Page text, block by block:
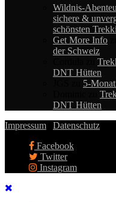
Wildnis-
sichere &
schönsten
Get More Info
der Schweiz
DNT Hütten
5-
DNT Hütten
Impressum
Datenschutz
Facebook
Twitter
Instagram